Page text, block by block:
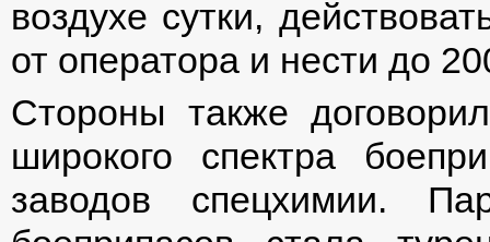
воздухе сутки,
от оператора и нести до
Стороны также
широкого спектра
заводов спецхимии.